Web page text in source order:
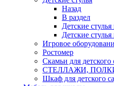
Назад
В раздел
Детские
Детские
Игровое
Ростомер
Скамьи для детского
СТЕЛЛАЖИ,
Шкаф для детского